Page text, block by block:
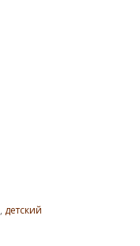
, детский